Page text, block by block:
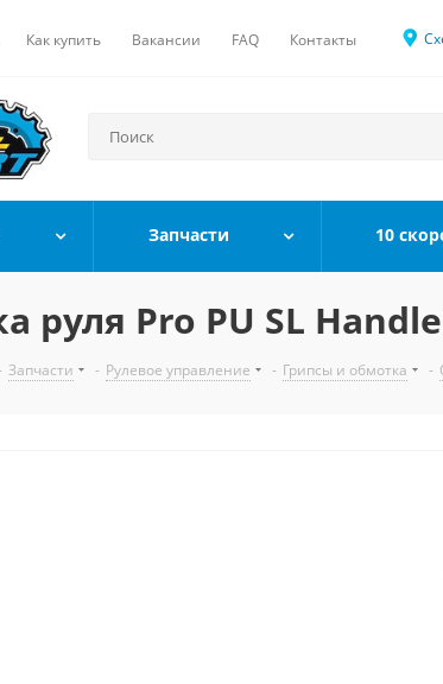
Как купить Вакансии FAQ Контакты
Запчасти 10
руля Pro PU SL
Запчасти - Рулевое управление - Грипсы и обмотка -